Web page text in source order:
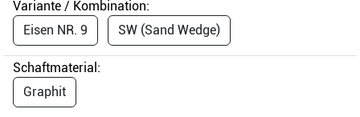
Variante / Kombination:
Eisen NR. 9
SW (Sand Wedge)
Schaftmaterial:
Graphit